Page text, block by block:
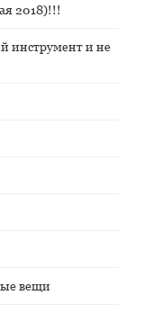
2018)!!!
инструмент и не
вещи